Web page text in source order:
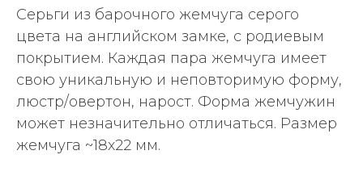
Серьги из барочного жемчуга серого
цвета на английском замке, с родиевым
покрытием. Каждая пара жемчуга имеет
свою уникальную и неповторимую форму,
люстр/овертон, нарост. Форма жемчужин
может незначительно отличаться. Размер
жемчуга ~18х22 мм.